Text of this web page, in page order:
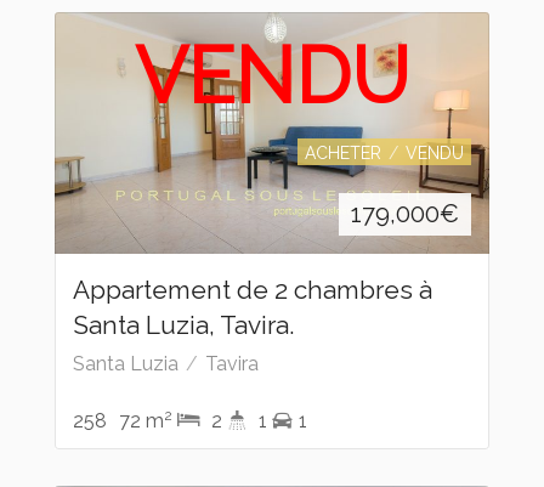
VENDU
ACHETER VENDU
179,000€
Appartement de 2 chambres à
Santa Luzia, Tavira.
Santa Luzia Tavira
258 72 m2 2 1 1